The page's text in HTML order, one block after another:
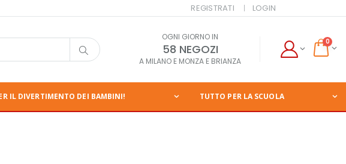
REGISTRATI LOGIN
OGNI GIORNO IN
58 NEGOZI
A MILANO E MONZA E BRIANZA
0
IL DIVERTIMENTO DEI BAMBINI! TUTTO PER LA SCUOLA